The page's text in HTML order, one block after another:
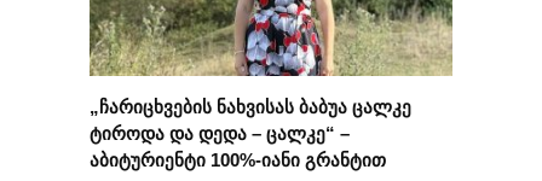
„ჩარიცხვების ნახვისას ბაბუა ცალკე
ტიროდა და დედა – ცალკე“ –
აბიტურიენტი 100%-იანი გრანტით